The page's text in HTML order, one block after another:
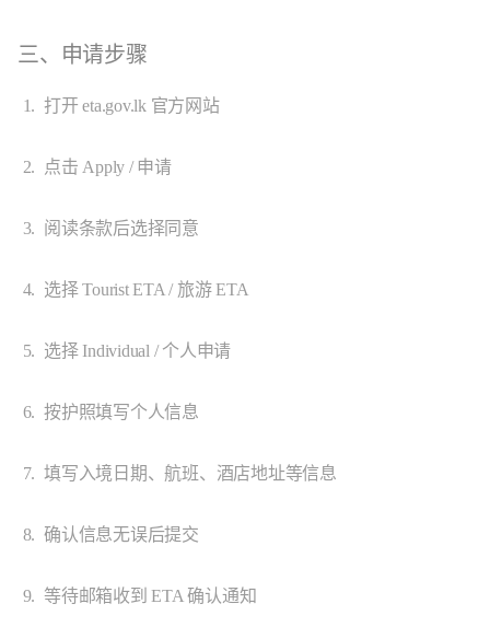
三、申请步骤
打开 eta.gov.lk 官方网站
点击 Apply / 申请
阅读条款后选择同意
选择 Tourist ETA / 旅游 ETA
选择 Individual / 个人申请
按护照填写个人信息
填写入境日期、航班、酒店地址等信息
确认信息无误后提交
等待邮箱收到 ETA 确认通知